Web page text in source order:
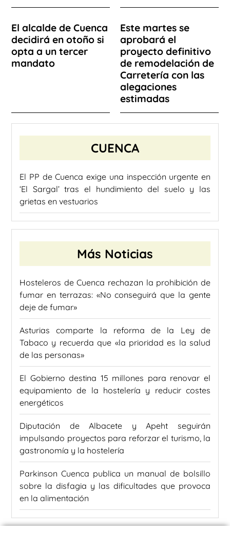
El alcalde de Cuenca
decidirá en otoño si
opta a un tercer
mandato
Este martes se
aprobará el
proyecto definitivo
de remodelación de
Carretería con las
alegaciones
estimadas
CUENCA
El PP de Cuenca exige una inspección urgente en
‘El Sargal’ tras el hundimiento del suelo y las
grietas en vestuarios
Más Noticias
Hosteleros de Cuenca rechazan la prohibición de
fumar en terrazas: «No conseguirá que la gente
deje de fumar»
Asturias comparte la reforma de la Ley de
Tabaco y recuerda que «la prioridad es la salud
de las personas»
El Gobierno destina 15 millones para renovar el
equipamiento de la hostelería y reducir costes
energéticos
Diputación de Albacete y Apeht seguirán
impulsando proyectos para reforzar el turismo, la
gastronomía y la hostelería
Parkinson Cuenca publica un manual de bolsillo
sobre la disfagia y las dificultades que provoca
en la alimentación